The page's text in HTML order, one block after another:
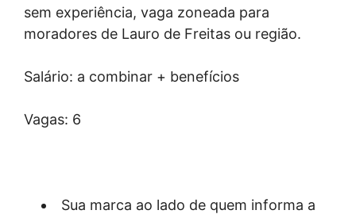
sem experiência, vaga zoneada para
moradores de Lauro de Freitas ou região.
Salário: a combinar + benefícios
Vagas: 6
Sua marca ao lado de quem informa a